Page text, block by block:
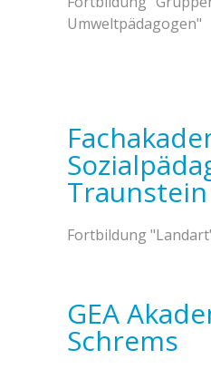
Umweltpädagogen"
Traunstein
Fortbildung
GEA
Schrems